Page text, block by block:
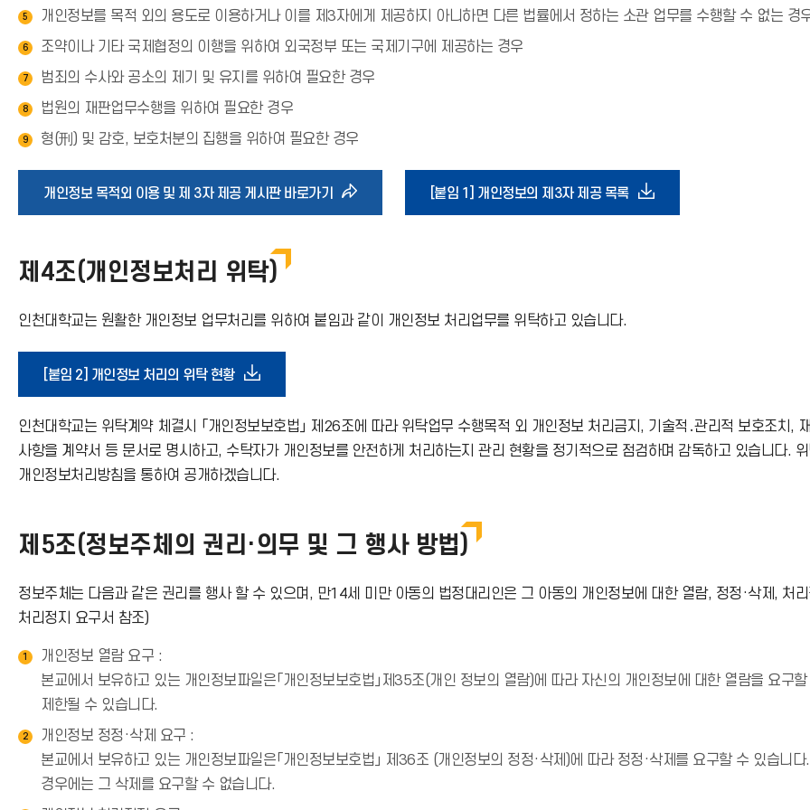
5 개인정보를 목적 외의 용도로 이용하거나 이를 제3자에게 제공하지 아니하면 다른 법률에서 정하는 소관 업무를 수행할 수 없는 경
6 조약이나 기타 국제협정의 이행을 위하여 외국정부 또는 국제기구에 제공하는 경우
7 범죄의 수사와 공소의 제기 및 유지를 위하여 필요한 경우
8 법원의 재판업무수행을 위하여 필요한 경우
9 형(刑) 및 감호, 보호처분의 집행을 위하여 필요한 경우
개인정보 목적외 이용 및 제 3자 제공 게시판 바로가기 바
기
이
[붙임 1] 개인정보의 제3자 제공 목록다
이
제4조(개인정보처리 위탁)
인천대학교는 원활한 개인정보 업무처리를 위하여 붙임과 같이 개인정보 처리업무를 위탁하고 있습니다.
[붙임 2] 개인정보 처리의 위탁 현황다
운
로
아
이
인천대학교는 위탁계약 체결시 「개인정보보호법」 제26조에 따라 위탁업무 수행목적 외 개인정보 처리금지, 기술적․관리적 보호조치
사항을 계약서 등 문서로 명시하고, 수탁자가 개인정보를 안전하게 처리하는지 관리 현황을 정기적으로 점검하며 감독하고 있습니다.
개인정보처리방침을 통하여 공개하겠습니다.
제5조(정보주체의 권리·의무 및 그 행사 방법)
정보주체는 다음과 같은 권리를 행사 할 수 있으며, 만14세 미만 아동의 법정대리인은 그 아동의 개인정보에 대한 열람, 정정·삭제, 처
처리정지 요구서 참조)
1
개인정보 열람 요구 :
본교에서 보유하고 있는 개인정보파일은「개인정보보호법」제35조(개인 정보의 열람)에 따라 자신의 개인정보에 대한 열람을 요
제한될 수 있습니다.
2
개인정보 정정·삭제 요구 :
본교에서 보유하고 있는 개인정보파일은「개인정보보호법」 제36조 (개인정보의 정정·삭제)에 따라 정정·삭제를 요구할 수 있습
경우에는 그 삭제를 요구할 수 없습니다.